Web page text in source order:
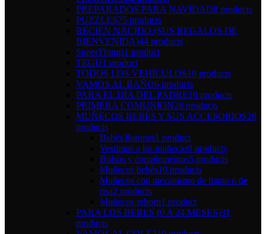
PREPARADOS PARA NAVIDAD8 products
PUZZLES75 products
RECIÉN NACIDO (SUS REGALOS DE
BIENVENIDA)44 products
SuperThings1 product
TEGU1 product
TODOS LOS VEHÍCULOS10 products
VAMOS AL BAÑO6 products
PARA EL DÍA DEL PADRE10 products
PRIMERA COMUNION28 products
MUÑECOS BEBÉS Y SUS ACCESORIOS28
products
Bebés llorones1 product
Vestimos a las muñecas9 products
Bolsos y complementos5 products
Muñecos bebés10 products
Muñecos con mecanismo de llanto o de
risa2 products
Muñecos reborn1 product
PARA LOS BEBES (0 A 24 MESES)31
products